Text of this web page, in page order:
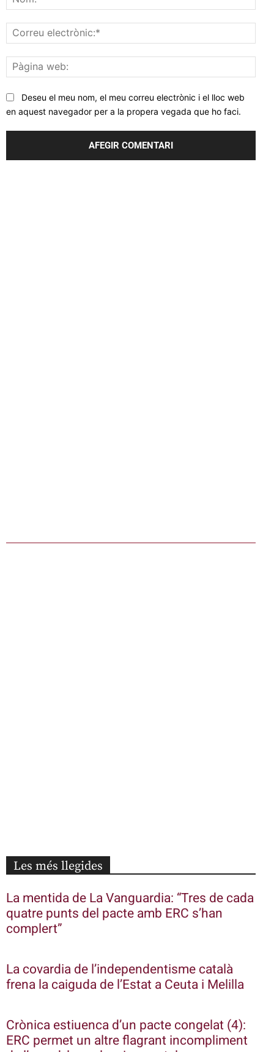
web:
Deseu el meu nom, el meu correu electrònic i el lloc web
en aquest navegador per a la propera vegada que ho faci.
Les més llegides
La mentida de La Vanguardia: “Tres de cada
quatre punts del pacte amb ERC s’han
complert”
La covardia de l’independentisme català
frena la caiguda de l’Estat a Ceuta i Melilla
Crònica estiuenca d’un pacte congelat (4):
ERC permet un altre flagrant incompliment